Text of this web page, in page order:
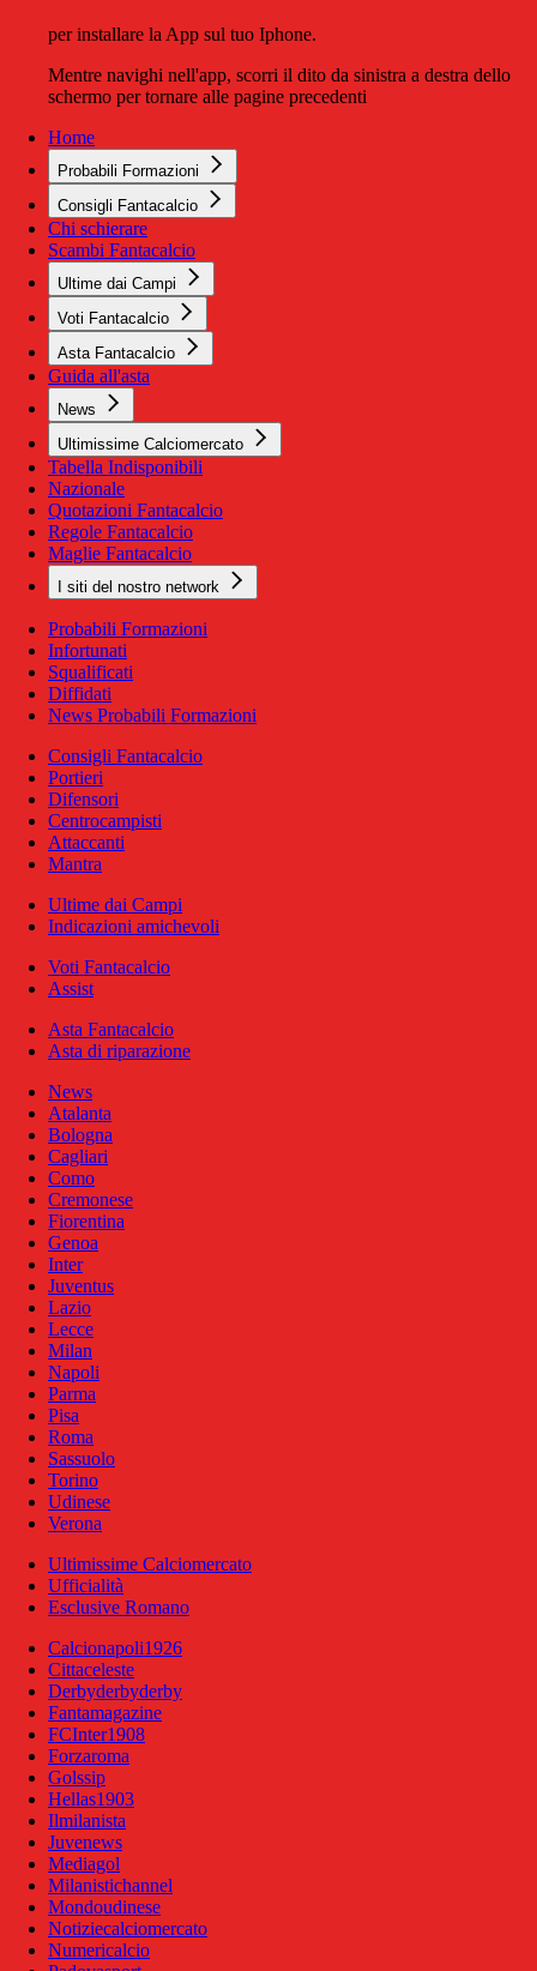
per installare la App sul tuo Iphone.
Mentre navighi nell'app, scorri il dito da sinistra a destra dello
schermo per tornare alle pagine precedenti
Home
Probabili Formazioni
Consigli Fantacalcio
Chi schierare
Scambi Fantacalcio
Ultime dai Campi
Voti Fantacalcio
Asta Fantacalcio
Guida all'asta
News
Ultimissime Calciomercato
Tabella Indisponibili
Nazionale
Quotazioni Fantacalcio
Regole Fantacalcio
Maglie Fantacalcio
I siti del nostro network
Probabili Formazioni
Infortunati
Squalificati
Diffidati
News Probabili Formazioni
Consigli Fantacalcio
Portieri
Difensori
Centrocampisti
Attaccanti
Mantra
Ultime dai Campi
Indicazioni amichevoli
Voti Fantacalcio
Assist
Asta Fantacalcio
Asta di riparazione
News
Atalanta
Bologna
Cagliari
Como
Cremonese
Fiorentina
Genoa
Inter
Juventus
Lazio
Lecce
Milan
Napoli
Parma
Pisa
Roma
Sassuolo
Torino
Udinese
Verona
Ultimissime Calciomercato
Ufficialità
Esclusive Romano
Calcionapoli1926
Cittaceleste
Derbyderbyderby
Fantamagazine
FCInter1908
Forzaroma
Golssip
Hellas1903
Ilmilanista
Juvenews
Mediagol
Milanistichannel
Mondoudinese
Notiziecalciomercato
Numericalcio